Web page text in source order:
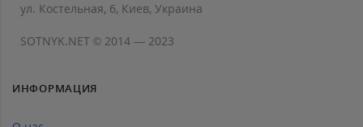
ул. Костельная, 6, Киев, Украина
SOTNYK.NET © 2014 — 2023
ИНФОРМАЦИЯ